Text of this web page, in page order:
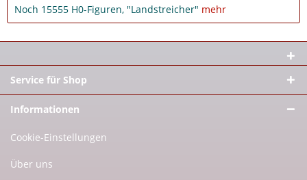
Noch 15555 H0-Figuren, "Landstreicher" mehr
Service für Shop
Informationen
Cookie-Einstellungen
Über uns